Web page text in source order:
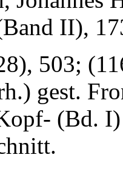
II),
503;
gest.
(Bd.